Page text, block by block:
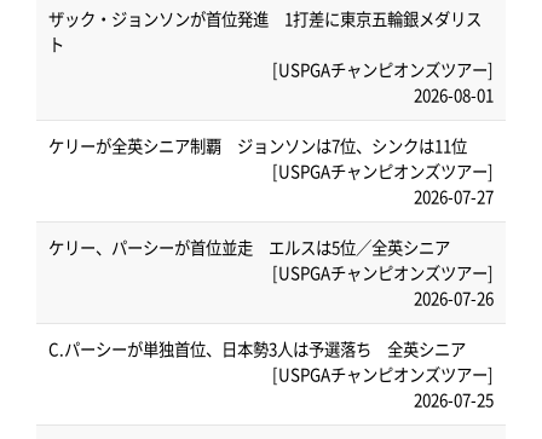
ザック・ジョンソンが首位発進 1打差に東京五輪銀メダリス
ト
[USPGAチャンピオンズツアー]
2026-08-01
ケリーが全英シニア制覇 ジョンソンは7位、シンクは11位
[USPGAチャンピオンズツアー]
2026-07-27
ケリー、パーシーが首位並走 エルスは5位／全英シニア
[USPGAチャンピオンズツアー]
2026-07-26
C.パーシーが単独首位、日本勢3人は予選落ち 全英シニア
[USPGAチャンピオンズツアー]
2026-07-25